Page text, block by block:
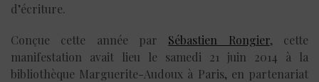
d’écriture.
Conçue cette année par Sébastien Rongier, cette
manifestation avait lieu le samedi 21 juin 2014 à la
bibliothèque Marguerite-Audoux à Paris, en partenariat